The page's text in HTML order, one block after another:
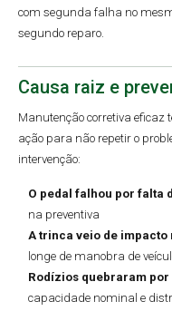
com segunda falha no
segundo reparo.
Causa raiz e
Manutenção corretiva
ação para não repetir o
intervenção:
O pedal falhou por falta
na preventiva
A trinca veio de
longe de manobra de
Rodízios quebraram
capacidade nominal e